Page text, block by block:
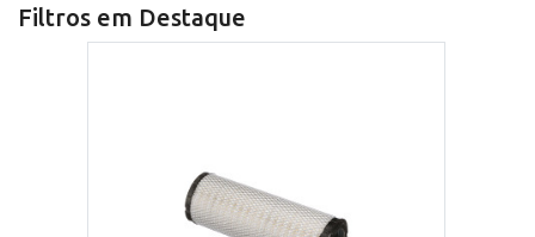
Filtros em Destaque